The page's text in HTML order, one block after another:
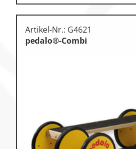
Artikel-Nr.: G4621
pedalo®-Combi